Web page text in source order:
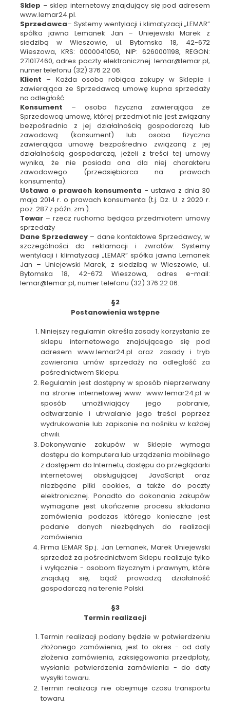
Sklep – sklep internetowy znajdujący się pod adresem
www.lemar24.pl.
Sprzedawca– Systemy wentylacji i klimatyzacji „LEMAR”
spółka jawna Lemanek Jan – Uniejewski Marek z
siedzibą w Wieszowie, ul. Bytomska 18, 42-672
Wieszowa, KRS: 0000041050, NIP: 6260001198, REGON:
271017460, adres poczty elektronicznej: lemar@lemar.pl,
numer telefonu (32) 376 22 06.
Klient – Każda osoba robiąca zakupy w Sklepie i
zawierająca ze Sprzedawcą umowę kupna sprzedaży
na odległość.
Konsument – osoba fizyczna zawierająca ze
Sprzedawcą umowę, której przedmiot nie jest związany
bezpośrednio z jej działalnością gospodarczą lub
zawodową (konsument) lub osoba fizyczna
zawierająca umowę bezpośrednio związaną z jej
działalnością gospodarczą, jeżeli z treści tej umowy
wynika, że nie posiada ona dla niej charakteru
zawodowego (przedsiębiorca na prawach
konsumenta).
Ustawa o prawach konsumenta - ustawa z dnia 30
maja 2014 r. o prawach konsumenta (t.j. Dz. U. z 2020 r.
poz. 287 z późn. zm.).
Towar – rzecz ruchoma będąca przedmiotem umowy
sprzedaży
Dane Sprzedawcy – dane kontaktowe Sprzedawcy, w
szczególności do reklamacji i zwrotów: Systemy
wentylacji i klimatyzacji „LEMAR” spółka jawna Lemanek
Jan – Uniejewski Marek, z siedzibą w Wieszowie, ul.
Bytomska 18, 42-672 Wieszowa, adres e-mail:
lemar@lemar.pl, numer telefonu (32) 376 22 06.
§2
Postanowienia wstępne
Niniejszy regulamin określa zasady korzystania ze
sklepu internetowego znajdującego się pod
adresem www.lemar24.pl oraz zasady i tryb
zawierania umów sprzedaży na odległość za
pośrednictwem Sklepu.
Regulamin jest dostępny w sposób nieprzerwany
na stronie internetowej www. www.lemar24.pl w
sposób umożliwiający jego pobranie,
odtwarzanie i utrwalanie jego treści poprzez
wydrukowanie lub zapisanie na nośniku w każdej
chwili.
Dokonywanie zakupów w Sklepie wymaga
dostępu do komputera lub urządzenia mobilnego
z dostępem do Internetu, dostępu do przeglądarki
internetowej obsługującej JavaScript oraz
niezbędne pliki cookies, a także do poczty
elektronicznej. Ponadto do dokonania zakupów
wymagane jest ukończenie procesu składania
zamówienia podczas którego konieczne jest
podanie danych niezbędnych do realizacji
zamówienia.
Firma LEMAR Sp.j. Jan Lemanek, Marek Uniejewski
sprzedaż za pośrednictwem Sklepu realizuje tylko
i wyłącznie - osobom fizycznym i prawnym, które
znajdują się, bądź prowadzą działalność
gospodarczą na terenie Polski.
§3
Termin realizacji
Termin realizacji podany będzie w potwierdzeniu
złożonego zamówienia, jest to okres - od daty
złożenia zamówienia, zaksięgowania przedpłaty,
wysłania potwierdzenia zamówienia - do daty
wysyłki towaru.
Termin realizacji nie obejmuje czasu transportu
towaru.